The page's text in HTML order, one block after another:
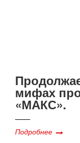
мифах
«МАКС».
Подробнее